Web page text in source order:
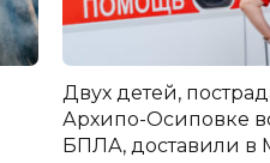
Двух детей,
Архипо-Осиповке
БПЛА, доставили в